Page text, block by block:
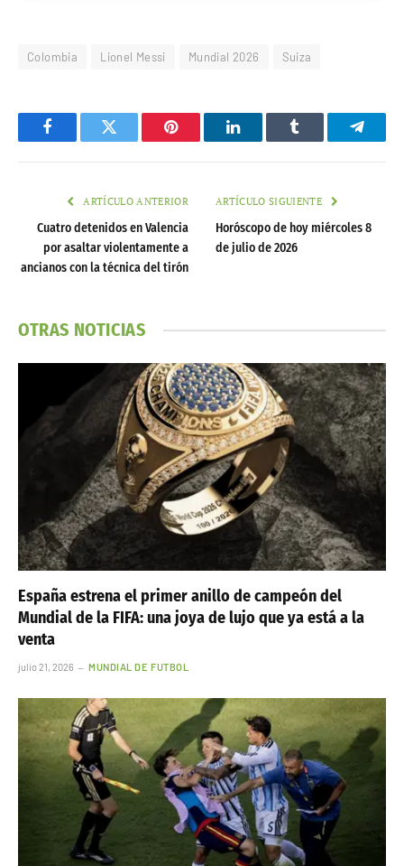
Colombia Lionel Messi Mundial 2026 Suiza
FacebookTwitter Pinterest LinkedInTumblr
ARTÍCULO ANTERIOR
Cuatro detenidos en Valencia
por asaltar violentamente a
ancianos con la técnica del tirón
ARTÍCULO SIGUIENTE
Horóscopo de hoy miércoles 8
de julio de 2026
OTRAS NOTICIAS
España estrena el primer anillo de campeón del
Mundial de la FIFA: una joya de lujo que ya está a la
venta
julio 21, 2026 MUNDIAL DE FUTBOL